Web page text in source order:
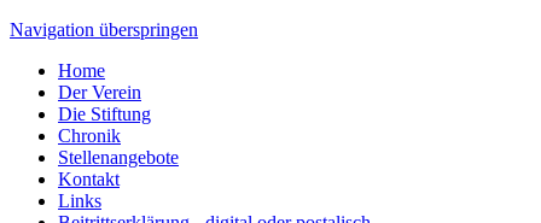
Navigation überspringen
Home
Der Verein
Die Stiftung
Chronik
Stellenangebote
Kontakt
Links